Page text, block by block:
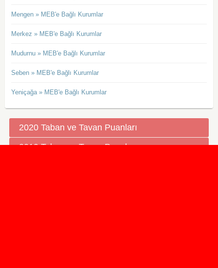
Mengen » MEB'e Bağlı Kurumlar
Merkez » MEB'e Bağlı Kurumlar
Mudurnu » MEB'e Bağlı Kurumlar
Seben » MEB'e Bağlı Kurumlar
Yeniçağa » MEB'e Bağlı Kurumlar
2020 Taban ve Tavan Puanları
2019 Taban ve Tavan Puanları